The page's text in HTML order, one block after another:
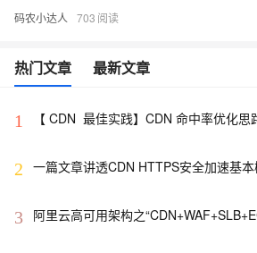
码农小达人 703
热门文章 最新文章
1 【 CDN  最佳实践】CDN 命中率优化思
2 一篇文章讲透CDN HTTPS安全加速基
3 阿里云高可用架构之